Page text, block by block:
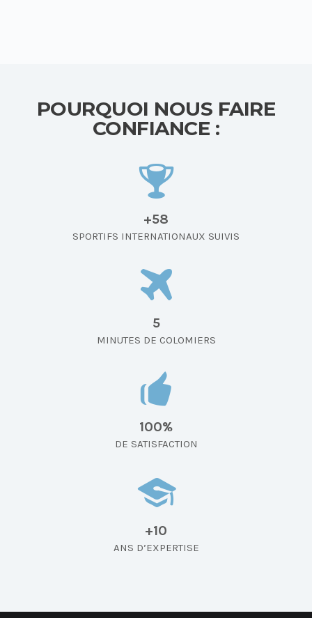
POURQUOI NOUS FAIRE
CONFIANCE :
+58
SPORTIFS INTERNATIONAUX SUIVIS
5
MINUTES DE COLOMIERS
100%
DE SATISFACTION
+10
ANS D’EXPERTISE